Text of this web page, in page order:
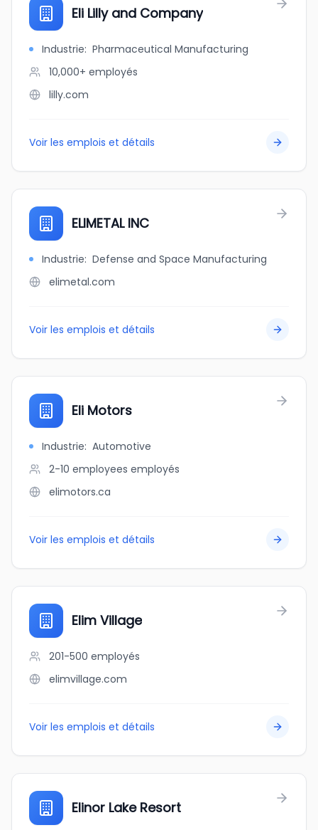
Eli Lilly and Company
Industrie: Pharmaceutical Manufacturing
10,000+ employés
lilly.com
Voir les emplois et détails
ELIMETAL INC
Industrie: Defense and Space Manufacturing
elimetal.com
Voir les emplois et détails
Eli Motors
Industrie: Automotive
2-10 employees employés
elimotors.ca
Voir les emplois et détails
Elim Village
201-500 employés
elimvillage.com
Voir les emplois et détails
Elinor Lake Resort